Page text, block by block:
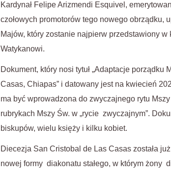
Kardynał Felipe Arizmendi Esquivel,
czołowych promotorów tego nowego obrządku,
Majów, który zostanie najpierw przedstawiony
Watykanowi.
Dokument, który nosi tytuł „Adaptacje
Casas, Chiapas” i datowany jest na kwiecień
ma być wprowadzona do zwyczajnego rytu
rubrykach Mszy Św. w „rycie zwyczajnym”.
biskupów, wielu księży i kilku kobiet.
Diecezja San Cristobal de Las Casas została
nowej formy diakonatu stałego, w którym żony